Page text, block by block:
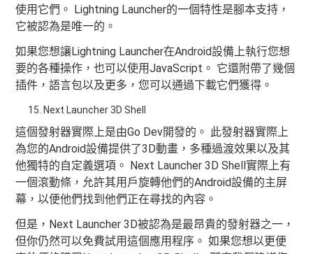
使用它們。 Lightning Launcher的一個特性是腳本支持，
它被認為是唯一的。
如果您想讓Lightning Launcher在Android設備上執行您想
要的各種操作，也可以使用JavaScript。 它還附帶了幾個
插件，語言包以及更多，您可以通過下載它們獲得。
Next Launcher 3D Shell
這個發射器實際上是由Go Dev開發的。 此發射器實際上
為您的Android設備提供了3D動畫，多種過渡效果以及其
他獨特的自定義選項。 Next Launcher 3D Shell實際上有
一個滾動條，允許其用戶旋轉他們的Android設備的主屏
幕，以便他們找到他們正在尋找的內容。
但是，Next Launcher 3D被認為是最昂貴的發射器之一，
但你仍然可以免費試用這個應用程序。 如果您想以更便